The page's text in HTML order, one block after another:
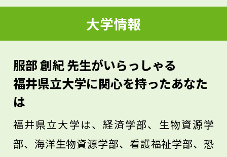
と、究極的にはどんなことを知りたいの
か、あなたのテーマと言えるものが漠然と
でも見えていれば、より大学が楽しめるは
ずです。大学には多彩な先生方がいるの
で、いろいろな疑問が相談できます。本学
は恐竜のことだけ、という環境ではないの
で、あなたの興味を軸にして、ぜひ先生方
大学情報
服部 創紀 先生がいらっしゃる
福井県立大学に関心を持ったあなた
は
福井県立大学は、経済学部、生物資源学
部、海洋生物資源学部、看護福祉学部、恐